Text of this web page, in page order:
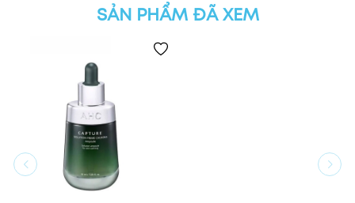
SẢN PHẨM ĐÃ XEM